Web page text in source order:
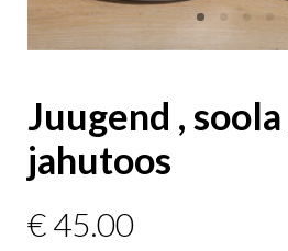
Juugend , soola
jahutoos
€45.00